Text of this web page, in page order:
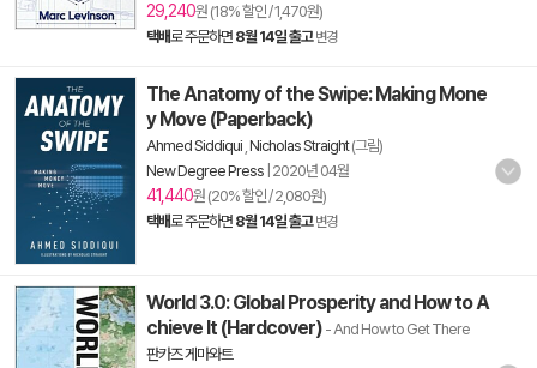
29,240원 (18% 할인 / 1,470원)
택배로 주문하면 8월 14일 출고 변경
The Anatomy of the Swipe: Making Mone
y Move (Paperback)
Ahmed Siddiqui Nicholas Straight(그림)
New Degree Press 2020년 04월
41,440원 (20% 할인 / 2,080원)
택배로 주문하면 8월 14일 출고 변경
World 3.0: Global Prosperity and How to A
chieve It (Hardcover) - And How to Get There
판카즈 게마와트